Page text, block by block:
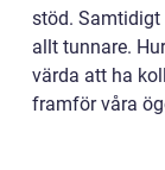
stöd.
allt tunnare.
värda att ha
framför våra